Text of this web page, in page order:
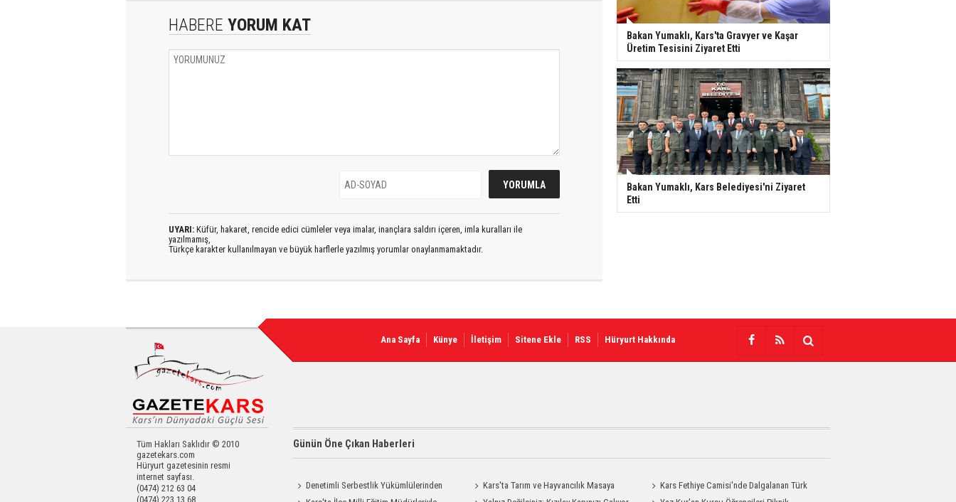
HABERE YORUM KAT
UYARI: Küfür, hakaret, rencide edici cümleler veya imalar, inançlara saldırı içeren, imla kuralları ile
yazılmamış,
Türkçe karakter kullanılmayan ve büyük harflerle yazılmış yorumlar onaylanmamaktadır.
Bakan Yumaklı, Kars'ta Gravyer ve Kaşar
Üretim Tesisini Ziyaret Etti
Bakan Yumaklı, Kars Belediyesi'ni Ziyaret
Etti
Ana Sayfa Künye İletişim Sitene Ekle RSS Hüryurt Hakkında
Tüm Hakları Saklıdır © 2010
gazetekars.com
Hüryurt gazetesinin resmi
internet sayfası.
(0474) 212 63 04
(0474) 223 13 68
Günün Öne Çıkan Haberleri
Denetimli Serbestlik Yükümlülerinden
Kars'ta Tarım ve Hayvancılık Masaya
Kars Fethiye Camisi'nde Dalgalanan Türk